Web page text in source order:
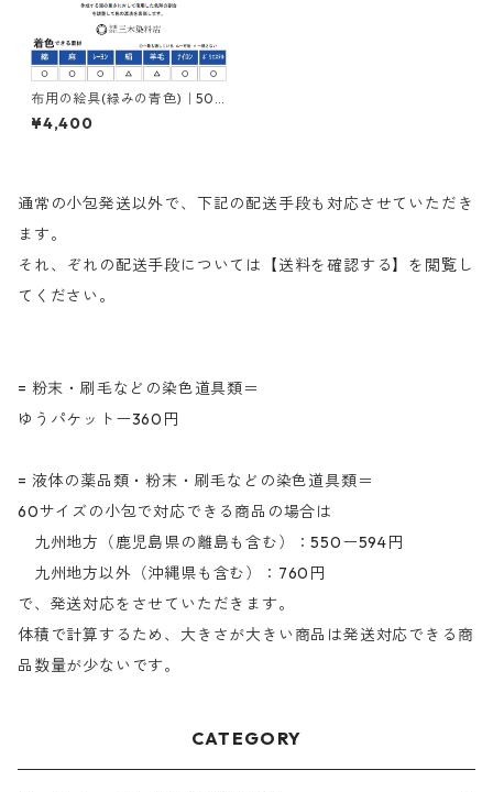
布用の絵具(緑みの青色)｜500
g｜ネオカラーターキスブルー
ＨＮＧ｜樹脂顔料(ピグメント
¥4,400
通常の小包発送以外で、下記の配送手段も対応させていただき
ます。
それ、ぞれの配送手段については【送料を確認する】を閲覧し
てください。
= 粉末・刷毛などの染色道具類＝
ゆうパケットー360円
= 液体の薬品類・粉末・刷毛などの染色道具類＝
60サイズの小包で対応できる商品の場合は
九州地方（鹿児島県の離島も含む）：550ー594円
九州地方以外（沖縄県も含む）：760円
で、発送対応をさせていただきます。
体積で計算するため、大きさが大きい商品は発送対応できる商
品数量が少ないです。
CATEGORY